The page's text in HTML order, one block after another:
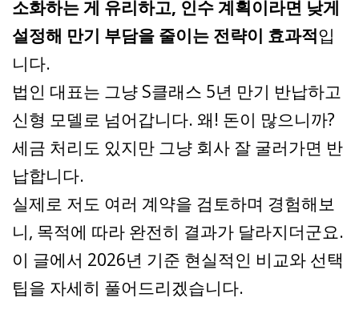
소화하는 게 유리하고, 인수 계획이라면 낮게
설정해 만기 부담을 줄이는 전략이 효과적입
니다.
법인 대표는 그냥 S클래스 5년 만기 반납하고
신형 모델로 넘어갑니다. 왜! 돈이 많으니까?
세금 처리도 있지만 그냥 회사 잘 굴러가면 반
납합니다.
실제로 저도 여러 계약을 검토하며 경험해보
니, 목적에 따라 완전히 결과가 달라지더군요.
이 글에서 2026년 기준 현실적인 비교와 선택
팁을 자세히 풀어드리겠습니다.